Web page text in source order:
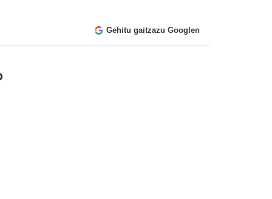
Gehitu gaitzazu Googlen